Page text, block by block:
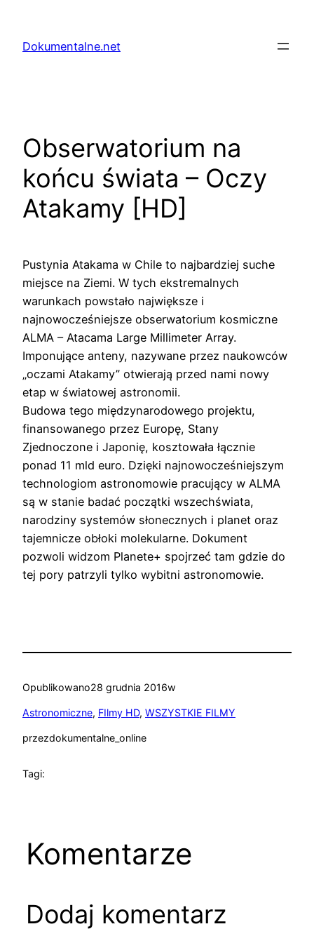
treściDokumentalne.net
Obserwatorium na
końcu świata – Oczy
Atakamy [HD]
Pustynia Atakama w Chile to najbardziej suche
miejsce na Ziemi. W tych ekstremalnych
warunkach powstało największe i
najnowocześniejsze obserwatorium kosmiczne
ALMA – Atacama Large Millimeter Array.
Imponujące anteny, nazywane przez naukowców
„oczami Atakamy” otwierają przed nami nowy
etap w światowej astronomii.
Budowa tego międzynarodowego projektu,
finansowanego przez Europę, Stany
Zjednoczone i Japonię, kosztowała łącznie
ponad 11 mld euro. Dzięki najnowocześniejszym
technologiom astronomowie pracujący w ALMA
są w stanie badać początki wszechświata,
narodziny systemów słonecznych i planet oraz
tajemnicze obłoki molekularne. Dokument
pozwoli widzom Planete+ spojrzeć tam gdzie do
tej pory patrzyli tylko wybitni astronomowie.
Opublikowano28 grudnia 2016w
Astronomiczne, FIlmy HD, WSZYSTKIE FILMY
przezdokumentalne_online
Tagi:
Komentarze
Dodaj komentarz